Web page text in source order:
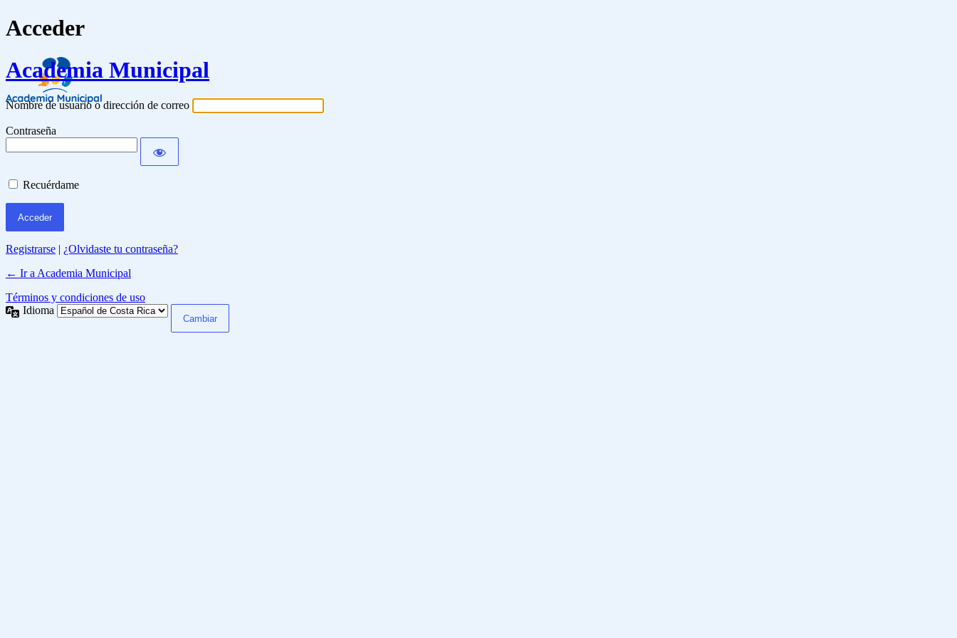
Acceder
Academia Municipal
Nombre de usuario o dirección de correo
Contraseña
Recuérdame
Registrarse | ¿Olvidaste tu contraseña?
← Ir a Academia Municipal
Términos y condiciones de uso
Idioma